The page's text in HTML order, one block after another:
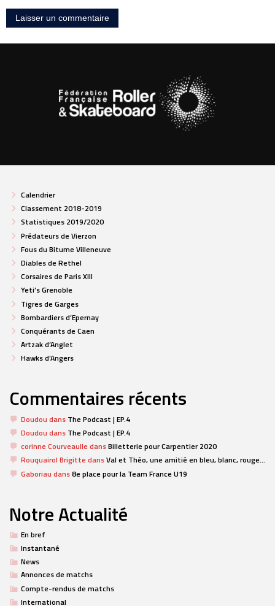
Calendrier
Classement 2018-2019
Statistiques 2019/2020
Prédateurs de Vierzon
Fous du Bitume Villeneuve
Diables de Rethel
Corsaires de Paris XIII
Yeti’s Grenoble
Tigres de Garges
Bombardiers d’Epernay
Conquérants de Caen
Artzak d’Anglet
Hawks d’Angers
Commentaires récents
Doudou dans The Podcast | EP.4
Doudou dans The Podcast | EP.4
corinne Courveaulle dansBilletterie pour Carpentier 2020
Rouquairol Brigitte dansVal et Théo, une amitié en bleu, blanc, rouge…
Gaboriau dans8e place pour la Team France U19
Notre Actualité
En bref
Instantané
News
Annonces de matchs
Compte-rendus de matchs
International